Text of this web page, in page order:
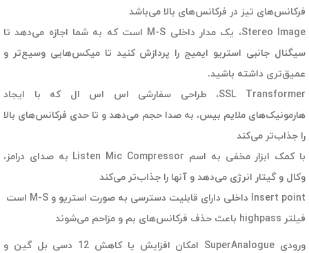
فرکانس‌های تیز در فرکانس‌های بالا می‌باشد
Stereo Image، یک مدار داخلی M-S است که به شما اجازه می‌دهد تا
سیگنال جانبی استریو ایمیج را پردازش کنید تا میکس‌هایی وسیع‌تر و
عمیق‌تری داشته باشید.
SSL Transformer، طراحی سفارشی اس اس ال که با ایجاد
هارمونیک‌های ملایم بیس، به صدا حجم می‌دهد و تا حدی فرکانس‌های بالا
را جذاب‌تر می‌کند
با کمک ابزار مخفی به اسم Listen Mic Compressor به صدای درامز،
وکال و گیتار انرژی می‌دهد و آنها را جذاب‌تر می‌کند
Insert point داخلی دارای قابلیت دسترسی به صورت استریو و M-S است
فیلتر highpass باعث حذف فرکانس‌های بم و مزاحم می‌شوند
ورودی SuperAnalogue امکان افزایش یا کاهش 12 دسی بل گین و